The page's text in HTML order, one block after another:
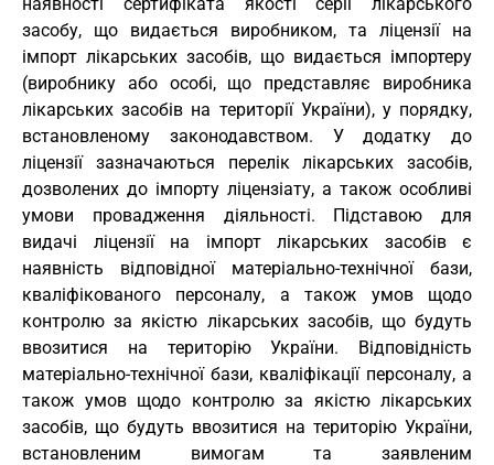
засобу, що видається виробником, та ліцензії на
імпорт лікарських засобів, що видається імпортеру
(виробнику або особі, що представляє виробника
лікарських засобів на території України), у порядку,
встановленому законодавством. У додатку до
ліцензії зазначаються перелік лікарських засобів,
дозволених до імпорту ліцензіату, а також особливі
умови провадження діяльності. Підставою для
видачі ліцензії на імпорт лікарських засобів є
наявність відповідної матеріально-технічної бази,
кваліфікованого персоналу, а також умов щодо
контролю за якістю лікарських засобів, що будуть
ввозитися на територію України. Відповідність
матеріально-технічної бази, кваліфікації персоналу, а
також умов щодо контролю за якістю лікарських
засобів, що будуть ввозитися на територію України,
встановленим вимогам та заявленим